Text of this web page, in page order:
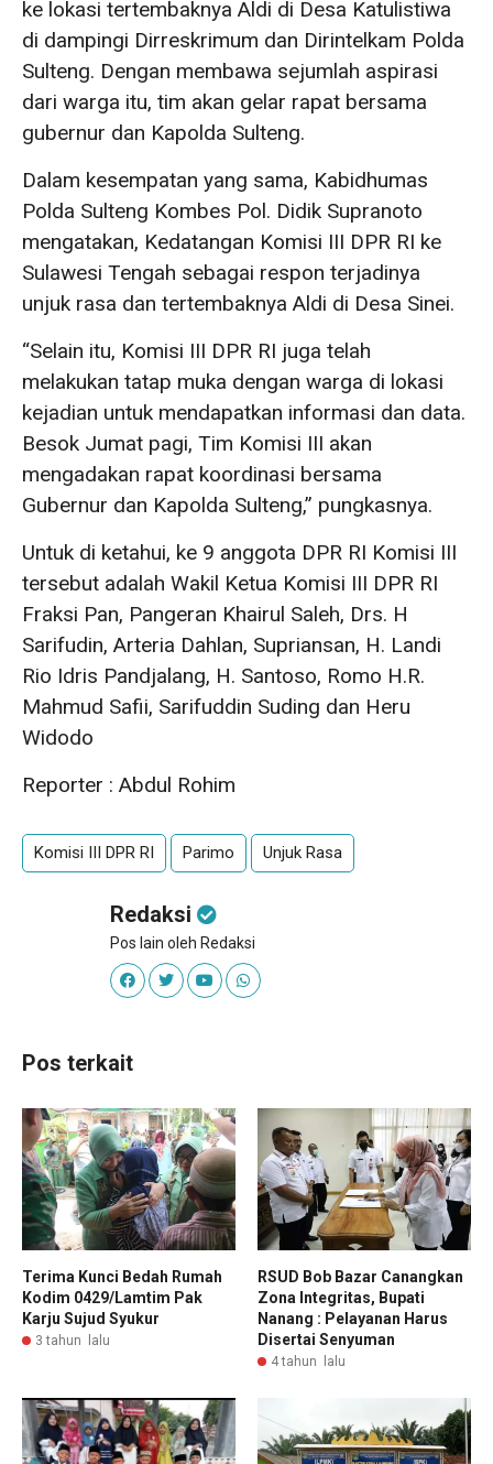
ke lokasi tertembaknya Aldi di Desa Katulistiwa
di dampingi Dirreskrimum dan Dirintelkam Polda
Sulteng. Dengan membawa sejumlah aspirasi
dari warga itu, tim akan gelar rapat bersama
gubernur dan Kapolda Sulteng.
Dalam kesempatan yang sama, Kabidhumas
Polda Sulteng Kombes Pol. Didik Supranoto
mengatakan, Kedatangan Komisi III DPR RI ke
Sulawesi Tengah sebagai respon terjadinya
unjuk rasa dan tertembaknya Aldi di Desa Sinei.
“Selain itu, Komisi III DPR RI juga telah
melakukan tatap muka dengan warga di lokasi
kejadian untuk mendapatkan informasi dan data.
Besok Jumat pagi, Tim Komisi III akan
mengadakan rapat koordinasi bersama
Gubernur dan Kapolda Sulteng,” pungkasnya.
Untuk di ketahui, ke 9 anggota DPR RI Komisi III
tersebut adalah Wakil Ketua Komisi III DPR RI
Fraksi Pan, Pangeran Khairul Saleh, Drs. H
Sarifudin, Arteria Dahlan, Supriansan, H. Landi
Rio Idris Pandjalang, H. Santoso, Romo H.R.
Mahmud Safii, Sarifuddin Suding dan Heru
Widodo
Reporter : Abdul Rohim
Komisi III DPR RI Parimo Unjuk Rasa
Redaksi
Pos lain oleh Redaksi
Pos terkait
Terima Kunci Bedah Rumah
Kodim 0429/Lamtim Pak
Karju Sujud Syukur
3 tahun lalu
RSUD Bob Bazar Canangkan
Zona Integritas, Bupati
Nanang : Pelayanan Harus
Disertai Senyuman
4 tahun lalu